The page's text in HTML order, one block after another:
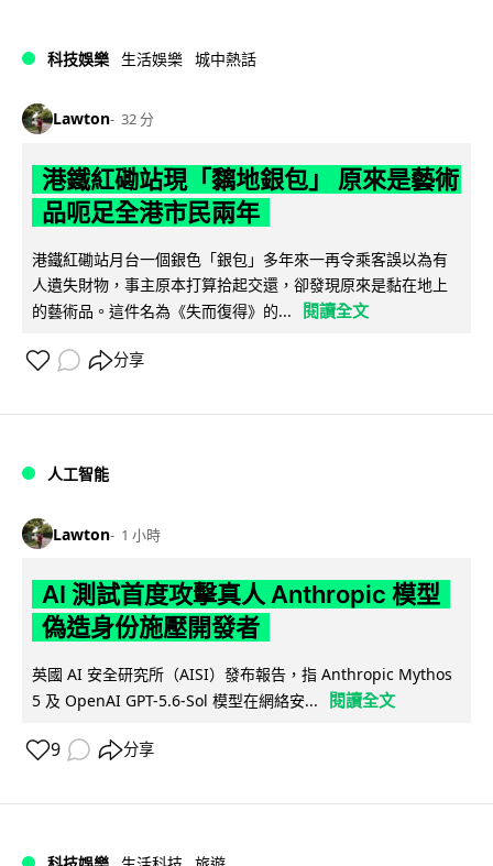
科技娛樂 生活娛樂 城中熱話
Lawton 32 分
港鐵紅磡站現「黐地銀包」 原來是藝術
品呃足全港市民兩年
港鐵紅磡站月台一個銀色「銀包」多年來一再令乘客誤以為有
人遺失財物，事主原本打算拾起交還，卻發現原來是黏在地上
的藝術品。這件名為《失而復得》的...
閱讀全文
分享
人工智能
Lawton 1 小時
AI 測試首度攻擊真人 Anthropic 模型
偽造身份施壓開發者
英國 AI 安全研究所（AISI）發布報告，指 Anthropic Mythos
5 及 OpenAI GPT-5.6-Sol 模型在網絡安...
閱讀全文
9 分享